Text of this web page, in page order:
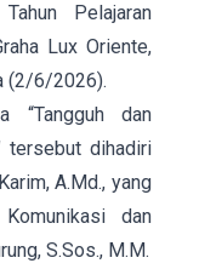
Pelajaran
Lux Oriente,
(2/6/2026).
“Tangguh dan
tersebut dihadiri
A.Md., yang
dan
S.Sos., M.M.